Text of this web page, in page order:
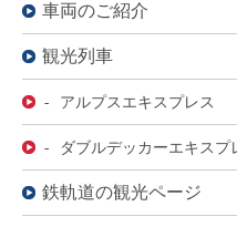
車両のご紹介
観光列車
- アルプスエキスプレス
- ダブルデッカーエキスプ
鉄軌道の観光ページ